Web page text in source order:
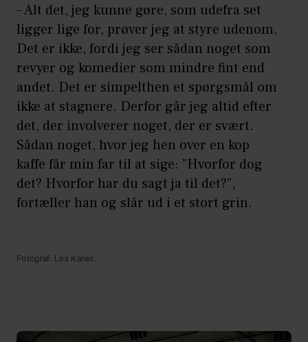
– Alt det, jeg kunne gøre, som udefra set
ligger lige for, prøver jeg at styre udenom.
Det er ikke, fordi jeg ser sådan noget som
revyer og komedier som mindre fint end
andet. Det er simpelthen et spørgsmål om
ikke at stagnere. Derfor går jeg altid efter
det, der involverer noget, der er svært.
Sådan noget, hvor jeg hen over en kop
kaffe får min far til at sige: ”Hvorfor dog
det? Hvorfor har du sagt ja til det?”,
fortæller han og slår ud i et stort grin.
Fotograf: Les Kaner.